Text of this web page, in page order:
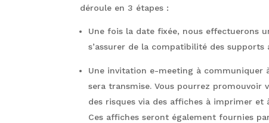
déroule en 3 étapes :
Une fois la date fixée, nous effectuerons
s’assurer de la compatibilité des supports
Une invitation e-meeting à communiquer
sera transmise. Vous pourrez promouvoir
des risques via des affiches à imprimer et
Ces affiches seront également fournies